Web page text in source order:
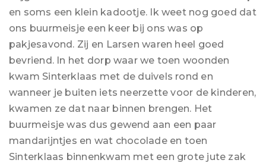
en soms een klein kadootje. Ik weet nog goed dat
ons buurmeisje een keer bij ons was op
pakjesavond. Zij en Larsen waren heel goed
bevriend. In het dorp waar we toen woonden
kwam Sinterklaas met de duivels rond en
wanneer je buiten iets neerzette voor de kinderen,
kwamen ze dat naar binnen brengen. Het
buurmeisje was dus gewend aan een paar
mandarijntjes en wat chocolade en toen
Sinterklaas binnenkwam met een grote jute zak